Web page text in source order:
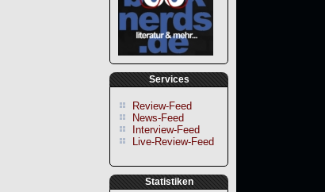
Services
Review-Feed
News-Feed
Interview-Feed
Live-Review-Feed
Statistiken